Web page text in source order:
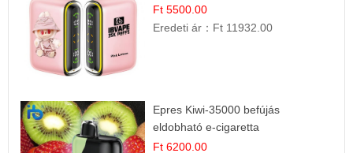
Íz
Ft 5500.00
Eredeti ár： Ft 11932.00
Epres Kiwi-35000 befújás
eldobható e-cigaretta
Ft 6200.00